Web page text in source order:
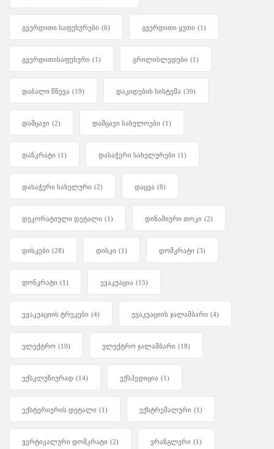
გვერდითი საფეხურები (6) გვერდითი ყუთი (1)
გვერდითისაფეხური (1) გრილისლედები (1)
დაბალი წნევა (19) დაკიდების სისტემა (39)
დამცავი (2) დამცავი სახელოები (1)
დანკრატი (1) დასაჭერი სახელურები (1)
დასაჭერი სახელური (2) დაცვა (8)
დეკორატიული დეტალი (1) დინამიური თოკი (2)
დისკები (28) დისკი (1) დომკრატი (3)
დონკრატი (1) ევაკუაცია (15)
ევაკუაციის ტრეკები (4) ევაკუაციის ჯალამბარი (4)
ელექტრო (10) ელექტრო ჯალამბარი (18)
ექსკლუზიურად (14) ექსპედიცია (1)
ექსტერიერის დეტალი (1) ექსტრემალური (1)
ვერტიკალური დომკრატი (2) ვრანგლერი (1)